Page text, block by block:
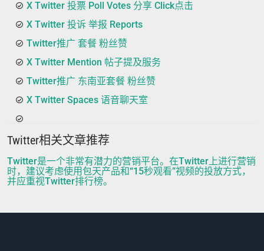
X Twitter 投票 Poll Votes 分享 Click点击
X Twitter 投诉 举报 Reports
Twitter推广 套餐 粉丝赞
X Twitter Mention 帖子提及服务
Twitter推广 东南亚套餐 粉丝赞
X Twitter Spaces 语音聊天室
Twitter相关文章推荐
Twitter是一个非常有潜力的营销平台。在Twitter上进行营销
时，建议考虑使用包天产品和“15秒观看”视频的投放方式，
并应重视Twitter排行榜。